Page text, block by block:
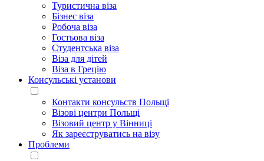
Туристична віза
Бізнес віза
Робоча віза
Гостьова віза
Студентська віза
Віза для дітей
Віза в Грецію
Консульські установи
Контакти консульств Польщі
Візові центри Польщі
Візовий центр у Вінниці
Як зареєструватись на візу
Проблеми